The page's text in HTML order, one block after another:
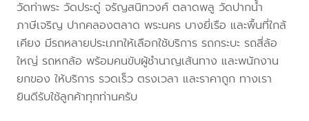
วัดท่าพระ วัดประดู่ จรัญสนิทวงศ์ ตลาดพลู วัดปากน้ำ
ภาษีเจริญ ปากคลองตลาด พระนคร บางยี่เรือ และพื้นที่ใกล้
เคียง มีรถหลายประเภทให้เลือกใช้บริการ รถกระบะ รถสี่ล้อ
ใหญ่ รถหกล้อ พร้อมคนขับผู้ชำนาญเส้นทาง และพนักงาน
ยกของ ให้บริการ รวดเร็ว ตรงเวลา และราคาถูก ทางเรา
ยินดีรับใช้ลูกค้าทุกท่านครับ